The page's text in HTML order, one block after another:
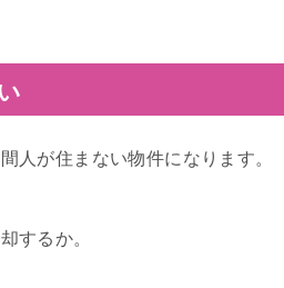
人が住まない物件になります。
するか。